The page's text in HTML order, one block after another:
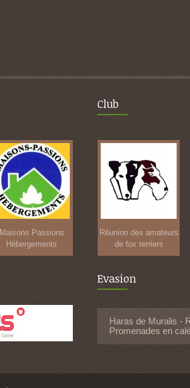
Maisons Passions
Hébergements
Club
Réunion des amateurs
de fox terriers
Evasion
Haras de Muralis -
Promenades en